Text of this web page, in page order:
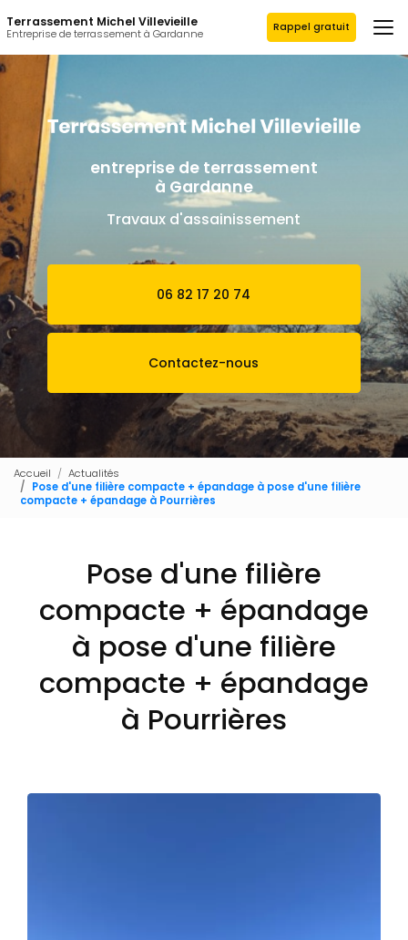
au
contenu
principal
Terrassement Michel Villevieille
Entreprise de terrassement à Gardanne Rappel gratuit
entreprise de terrassement
à Gardanne
Travaux d'assainissement
06 82 17 20 74
Contactez-nous
Accueil
Actualités
Pose d'une filière compacte + épandage à pose d'une filière
compacte + épandage à Pourrières
Pose d'une filière
compacte + épandage
à pose d'une filière
compacte + épandage
à Pourrières